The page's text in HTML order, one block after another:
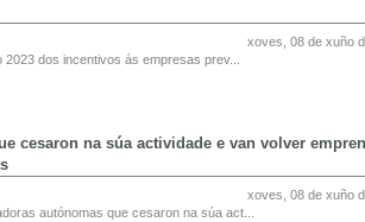
xoves, 08 de xuño
dos incentivos ás empresas prev...
cesaron na súa actividade e van volver
xoves, 08 de xuño
autónomas que cesaron na súa act...